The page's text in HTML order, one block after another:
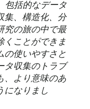
包括的なデータ
集、構造化、分
究の旅の中で最
くことができま
の使いやすさと
タ収集のトラブ
、より意味のあ
になりまし